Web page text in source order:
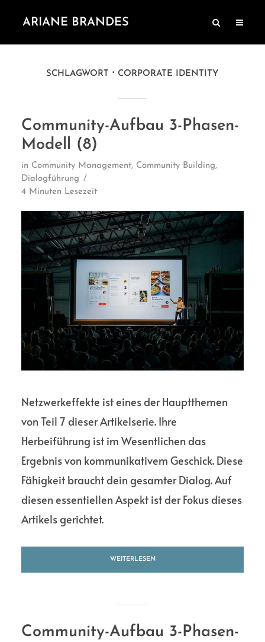
ARIANE BRANDES
SCHLAGWORT CORPORATE IDENTITY
Community-Aufbau 3-Phasen-
Modell (8)
in Community Management, Community Building,
Dialogführung
4 Minuten Lesezeit
Netzwerkeffekte ist eines der Hauptthemen
von Teil 7 dieser Artikelserie. Ihre
Herbeiführung ist im Wesentlichen das
Ergebnis von kommunikativem Geschick. Diese
Fähigkeit braucht dein gesamter Dialog. Auf
diesen essentiellen Aspekt ist der Fokus dieses
Artikels gerichtet.
WEITERLESEN
Community-Aufbau 3-Phasen-